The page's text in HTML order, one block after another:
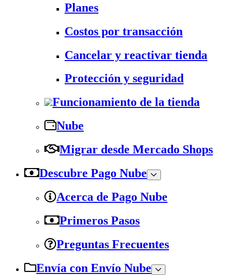
Planes
Costos por transacción
Cancelar y reactivar tienda
Protección y seguridad
Funcionamiento de la tienda
Nube
Migrar desde Mercado Shops
Descubre Pago Nube
Acerca de Pago Nube
Primeros Pasos
Preguntas Frecuentes
Envía con Envío Nube